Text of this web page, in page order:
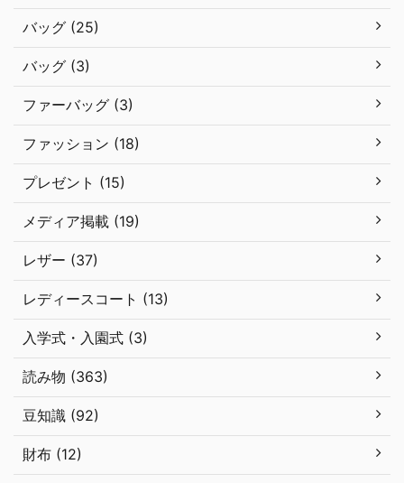
バッグ (25)
バッグ (3)
ファーバッグ (3)
ファッション (18)
プレゼント (15)
メディア掲載 (19)
レザー (37)
レディースコート (13)
入学式・入園式 (3)
読み物 (363)
豆知識 (92)
財布 (12)